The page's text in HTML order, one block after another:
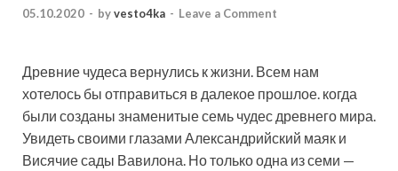
05.10.2020 - byvesto4ka - Leave a Comment
Древние чудеса вернулись к жизни. Всем нам
хотелось бы отправиться в далекое прошлое. когда
были созданы знаменитые семь чудес древнего мира.
Увидеть своими глазами Александрийский маяк и
Висячие сады Вавилона. Но только одна из семи —